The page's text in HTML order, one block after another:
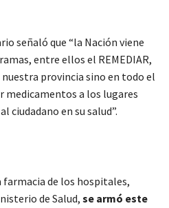
señaló que “la Nación viene
entre ellos el REMEDIAR,
provincia sino en todo el
medicamentos a los lugares
ciudadano en su salud”.
de los hospitales,
de Salud, se armó este